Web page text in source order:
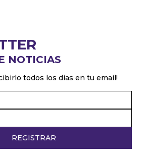
NOTICIAS
todos los dias en tu email!